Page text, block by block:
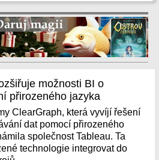
možnosti BI o
přirozeného jazyka
ClearGraph, která vyvíjí řešení
dat pomocí přirozeného
společnost Tableau. Ta
technologie integrovat do